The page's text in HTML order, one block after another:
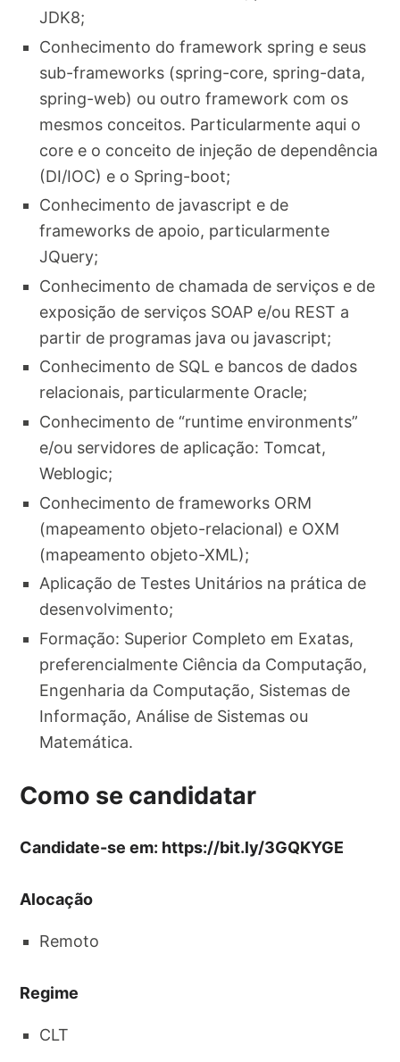
JDK8;
Conhecimento do framework spring e seus
sub-frameworks (spring-core, spring-data,
spring-web) ou outro framework com os
mesmos conceitos. Particularmente aqui o
core e o conceito de injeção de dependência
(DI/IOC) e o Spring-boot;
Conhecimento de javascript e de
frameworks de apoio, particularmente
JQuery;
Conhecimento de chamada de serviços e de
exposição de serviços SOAP e/ou REST a
partir de programas java ou javascript;
Conhecimento de SQL e bancos de dados
relacionais, particularmente Oracle;
Conhecimento de “runtime environments”
e/ou servidores de aplicação: Tomcat,
Weblogic;
Conhecimento de frameworks ORM
(mapeamento objeto-relacional) e OXM
(mapeamento objeto-XML);
Aplicação de Testes Unitários na prática de
desenvolvimento;
Formação: Superior Completo em Exatas,
preferencialmente Ciência da Computação,
Engenharia da Computação, Sistemas de
Informação, Análise de Sistemas ou
Matemática.
Como se candidatar
Candidate-se em: https://bit.ly/3GQKYGE
Alocação
Remoto
Regime
CLT